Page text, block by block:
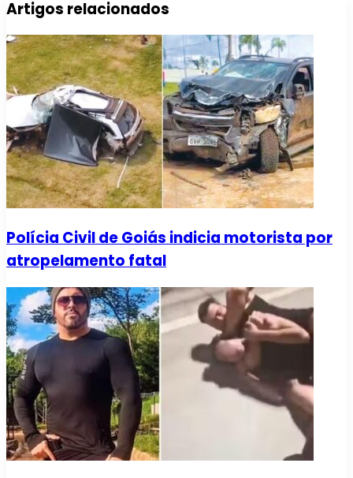
Artigos relacionados
Polícia Civil de Goiás indicia motorista por
atropelamento fatal